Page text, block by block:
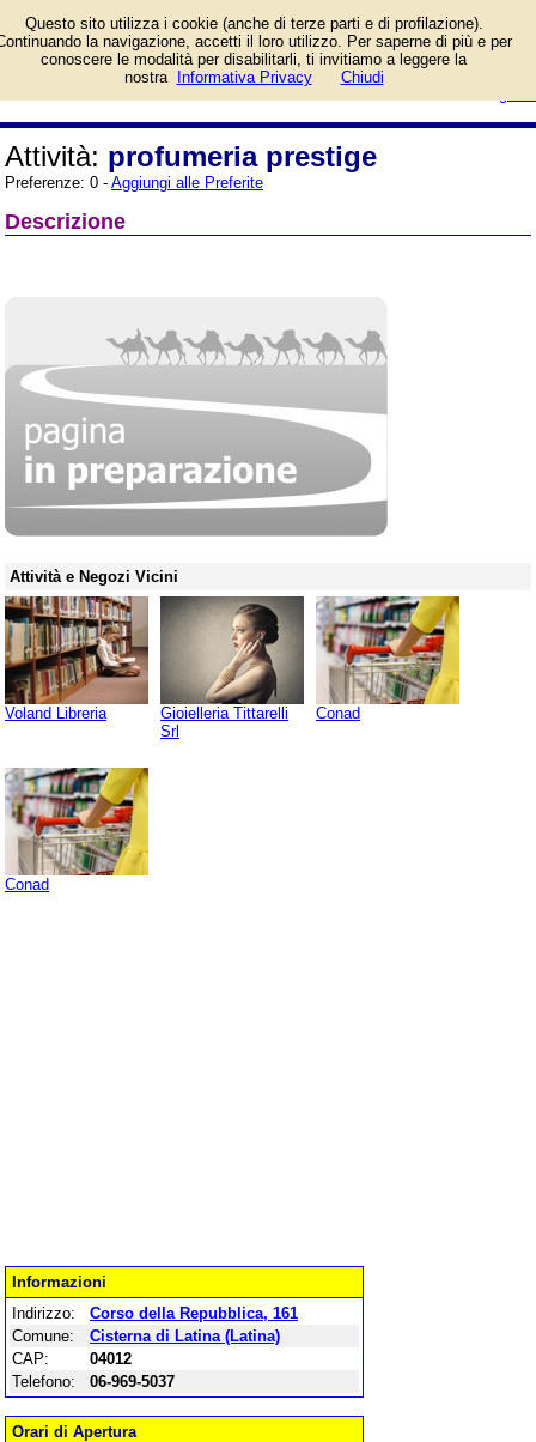
di telefono di profumeria prestige
a Cisterna di Latina (Latina),
Corso della Repubblica. Categoria
Profumerie e Cosmetica.
Attività: profumeria prestige
Preferenze: 0 - Aggiungi alle Preferite
Descrizione
Attività e Negozi Vicini
Voland Libreria
Gioielleria Tittarelli
Srl
Conad
Conad
Informazioni
Indirizzo:
Corso della Repubblica, 161
Comune:
Cisterna di Latina (Latina)
CAP:
04012
Telefono:
06-969-5037
Orari di Apertura
Questo sito utilizza i cookie (anche di terze parti e di profilazione).
la navigazione, accetti il loro utilizzo. Per saperne di più e per
conoscere le modalità per disabilitarli, ti invitiamo a leggere la
nostra
Informativa Privacy Chiudi